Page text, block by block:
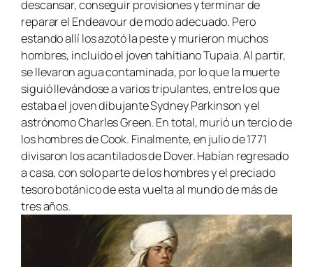
descansar, conseguir provisiones y terminar de
reparar el Endeavourde modo adecuado. Pero
estando allí los azotó la peste y murieron muchos
hombres, incluido el joven tahitiano Tupaia. Al partir,
se llevaron agua contaminada, por lo que la muerte
siguió llevándose a varios tripulantes, entre los que
estaba el joven dibujante Sydney Parkinson y el
astrónomo Charles Green. En total, murió un tercio de
los hombres de Cook. Finalmente, en julio de 1771
divisaron los acantilados de Dover. Habían regresado
a casa, con solo parte de los hombres y el preciado
tesoro botánico de esta vuelta al mundo de más de
tres años.